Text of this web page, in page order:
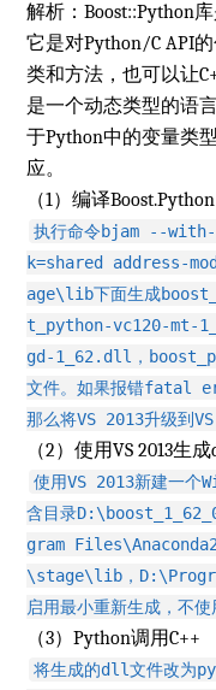
解析：Boost::Python
它是对Python/C API
类和方法，也可以让
是一个动态类型的语
于Python中的变量类
应。
（1）编译Boost.Python
执行命令bjam --
k=shared address-
age\lib下面生成
t_python-vc120-mt-
gd-1_62.dll，
文件。如果报错fatal
那么将VS 2013升级到
（2）使用VS 2013生
使用VS 2013新建一个
含目录
gram
\stage\lib，
启用最小重新生成，不使
（3）Python调用C++
将生成的dll文件改为